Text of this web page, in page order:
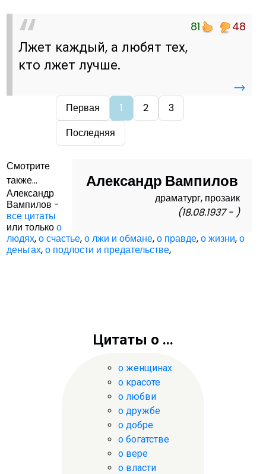
81 48
Лжет каждый, а любят тех,
кто лжет лучше.
→
Первая 1 2
3
Последняя
Александр Вампилов
драматург, прозаик
(18.08.1937 - )
Смотрите
также...
Александр
Вампилов -
все цитаты
или толькоо
людях,о счастье,о лжи и обмане,о правде,о жизни,о
деньгах,о подлости и предательстве,
Цитаты о ...
о женщинах
о красоте
о любви
о дружбе
о добре
о богатстве
о вере
о власти